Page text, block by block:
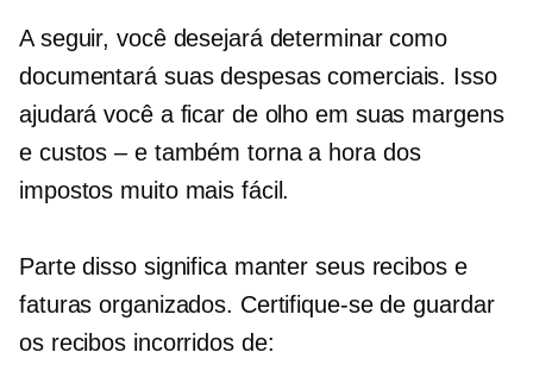
A seguir, você desejará determinar como
documentará suas despesas comerciais. Isso
ajudará você a ficar de olho em suas margens
e custos – etambém torna a hora dos
impostos muito mais fácil.
Parte disso significa manter seus recibos e
faturas organizados. Certifique-se de guardar
os recibos incorridos de: